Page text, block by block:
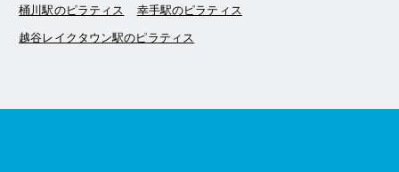
桶川駅のピラティス 幸手駅のピラティス
越谷レイクタウン駅のピラティス